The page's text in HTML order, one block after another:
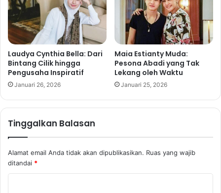
Laudya Cynthia Bella: Dari
Bintang Cilik hingga
Pengusaha Inspiratif
Januari 26, 2026
Maia Estianty Muda:
Pesona Abadi yang Tak
Lekang oleh Waktu
Januari 25, 2026
Tinggalkan Balasan
Alamat email Anda tidak akan dipublikasikan. Ruas yang wajib
ditandai *